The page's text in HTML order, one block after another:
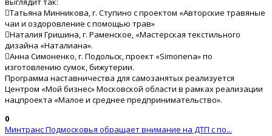
Татьяна Минникова, г. Ступино с проектом «Авторские травяные
чаи и оздоровление с помощью трав»
Наталия Гришина, г. Раменское, «Мастерская текстильного
дизайна «Наталиана».
Анна Симоненко, г. Подольск, проект «Simonena» по
изготовлению сумок, бижутерии.
Программа наставничества для самозанятых реализуется
Центром «Мой бизнес» Московской области в рамках реализации
нацпроекта «Малое и среднее предпринимательство».
0
Минтранс Подмосковья обращает внимание на ДТП с по...